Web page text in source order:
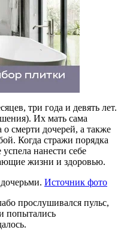
три года и девять лет.
Их мать сама
смерти дочерей, а также
Когда стражи порядка
нанести себе
жизни и здоровью.
Источник фото
прослушивался пульс,
попытались